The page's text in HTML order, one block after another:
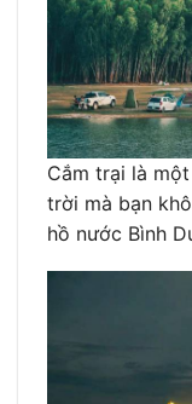
Cắm trại là
trời mà bạn
hồ nước Bình